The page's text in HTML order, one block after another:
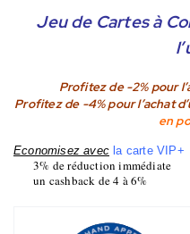
Jeu de Cartes à
Profitez de -2% pour
Profitez de -4% pour l’achat
en
Economisez avec la carte VIP+
3% de réduction immédiate
un cashback de 4 à 6%